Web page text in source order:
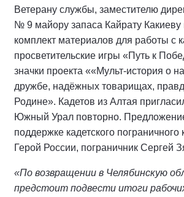
Ветерану службы, заместителю
№ 9 майору запаса Кайрату Какиеву
комплект материалов для работы с
просветительские игры «Путь к
значки проекта ««Мульт-история о
дружбе, надёжных товарищах,
Родине». Кадетов из Алтая
Южный Урал повторно.
поддержке кадетского пограничного
Герой России, пограничник Сергей
«По возвращении в Челябинскую
предстоит подвести итоги